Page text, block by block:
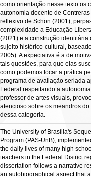
como orientação nesse texto os
autonomia docente de
reflexivo de Schön (2001),
complexidade a Educação
(2021) e a construção identitária
sujeito histórico-cultural,
2005). A expectativa é a de
tais questões, para que elas
como podemos focar a prática
programa de avaliação seriada
Federal respeitando a
professor de artes visuais,
atencioso sobre os meandros
dessa categoria.
The University of Brasília's
Program (PAS-UnB),
the daily lives of many high
teachers in the Federal District
dissertation follows a narrative
an autobiographical aspect that